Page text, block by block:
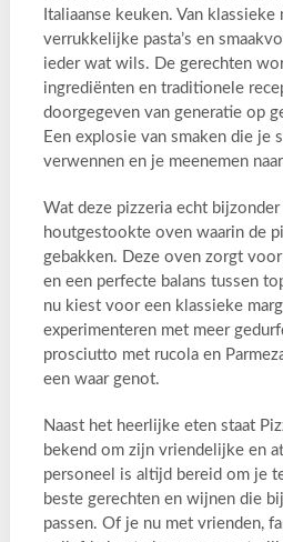
Italiaanse keuken. Van klassieke
verrukkelijke pasta’s en
ieder wat wils. De gerechten
ingrediënten en traditionele
doorgegeven van generatie op
Een explosie van smaken die je
verwennen en je meenemen
Wat deze pizzeria echt bijzonder
houtgestookte oven waarin de
gebakken. Deze oven zorgt
en een perfecte balans tussen
nu kiest voor een klassieke
experimenteren met meer
prosciutto met rucola en
een waar genot.
Naast het heerlijke eten staat
bekend om zijn vriendelijke en
personeel is altijd bereid om je
beste gerechten en wijnen die
passen. Of je nu met vrienden,